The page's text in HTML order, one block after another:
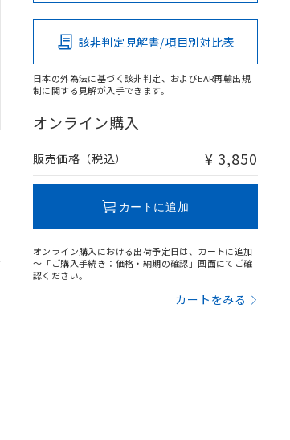
該非判定見解書/項目別対比表
日本の外為法に基づく該非判定、およびEAR再輸出規
制に関する見解が入手できます。
オンライン購入
販売価格（税込） ¥ 3,850
カートに追加
オンライン購入における出荷予定日は、カートに追加
～「ご購入手続き：価格・納期の確認」画面にてご確
認ください。
カートをみる